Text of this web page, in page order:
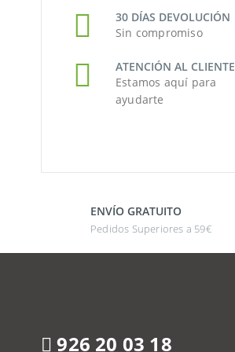
30 DÍAS DEVOLUCIÓN
Sin compromiso
ATENCIÓN AL CLIENTE
Estamos aquí para
ayudarte
ENVÍO GRATUITO
Pedidos Superiores a 59€
926 20 03 18